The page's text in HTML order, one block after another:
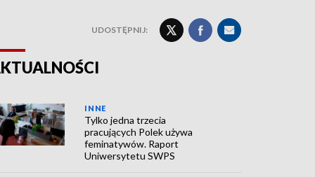
UDOSTĘPNIJ:
INNE
Tylko jedna trzecia
pracujących Polek używa
feminatywów. Raport
Uniwersytetu SWPS